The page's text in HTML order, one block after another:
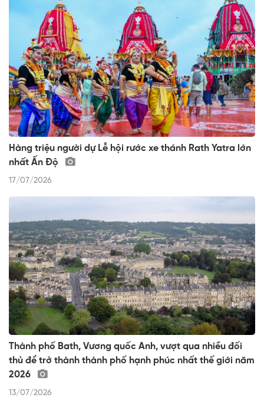
Hàng triệu người dự Lễ hội rước xe thánh Rath Yatra lớn
nhất Ấn Độ
17/07/2026
Thành phố Bath, Vương quốc Anh, vượt qua nhiều đối
thủ để trở thành thành phố hạnh phúc nhất thế giới năm
2026
13/07/2026